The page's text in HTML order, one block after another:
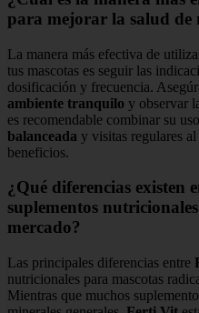
para mejorar la salud de
La manera más efectiva de
tus mascotas es seguir las
dosificación y frecuencia.
ambiente tranquilo y observar
es recomendable combinar su
balanceada y visitas regulares
beneficios.
¿Qué diferencias existen
suplementos
mercado?
Las principales diferencias entre
nutricionales para mascotas
Mientras que muchos